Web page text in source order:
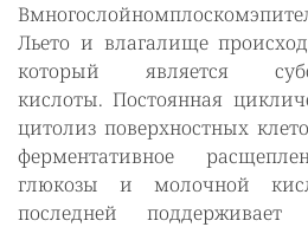
Льето и влагалище
который является
кислоты. Постоянная
цитолиз поверхностных
ферментативное
глюкозы и молочной
последней поддерживает